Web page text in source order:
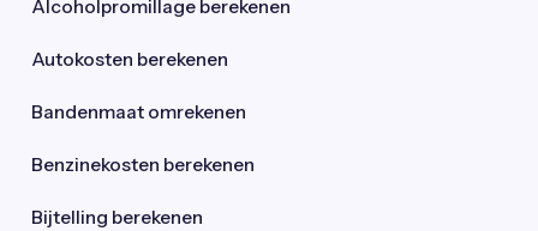
Alcoholpromillage berekenen
Autokosten berekenen
Bandenmaat omrekenen
Benzinekosten berekenen
Bijtelling berekenen